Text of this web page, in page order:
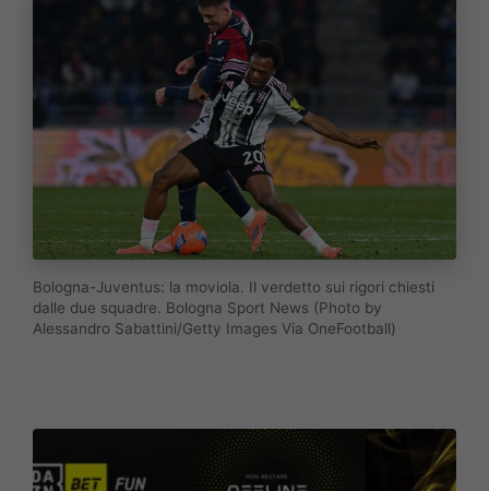
Bologna-Juventus: la moviola. Il verdetto sui rigori chiesti
dalle due squadre. Bologna Sport News (Photo by
Alessandro Sabattini/Getty Images Via OneFootball)